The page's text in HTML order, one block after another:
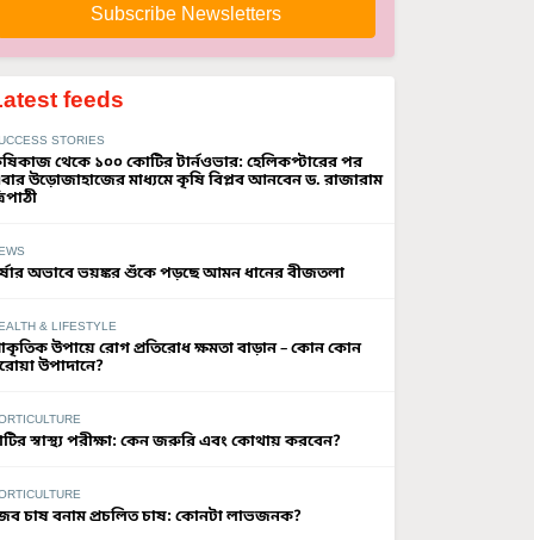
Subscribe Newsletters
feeds
STORIES
থেকে ১০০ কোটির টার্নওভার: হেলিকপ্টারের পর
উড়োজাহাজের মাধ্যমে কৃষি বিপ্লব আনবেন ড. রাজারাম
অভাবে ভয়ঙ্কর শুঁকে পড়ছে আমন ধানের বীজতলা
& LIFESTYLE
উপায়ে রোগ প্রতিরোধ ক্ষমতা বাড়ান – কোন কোন
উপাদানে?
স্বাস্থ্য পরীক্ষা: কেন জরুরি এবং কোথায় করবেন?
চাষ বনাম প্রচলিত চাষ: কোনটা লাভজনক?